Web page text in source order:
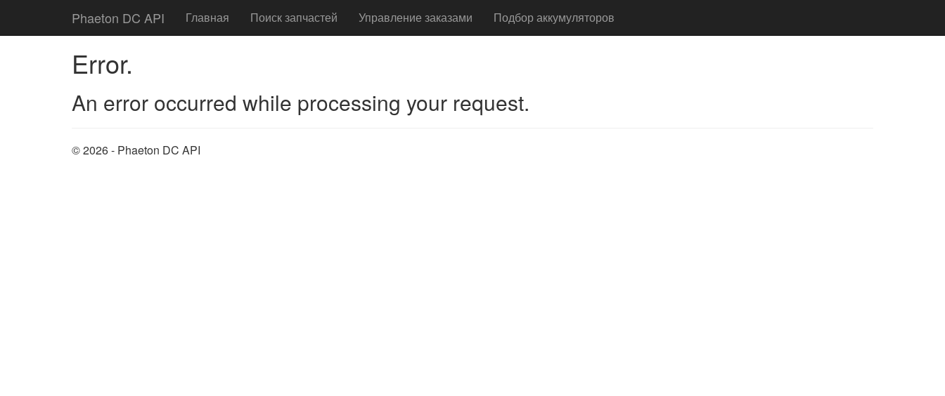
Phaeton DC API Главная Поиск запчастей Управление заказами Подбор аккумуляторов
Error.
An error occurred while processing your request.
© 2026 - Phaeton DC API